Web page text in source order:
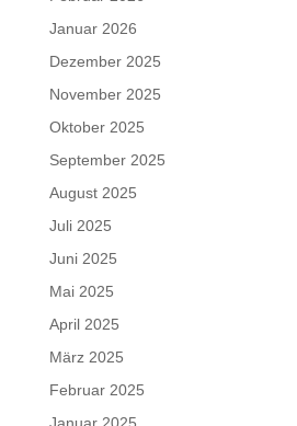
Januar 2026
Dezember 2025
November 2025
Oktober 2025
September 2025
August 2025
Juli 2025
Juni 2025
Mai 2025
April 2025
März 2025
Februar 2025